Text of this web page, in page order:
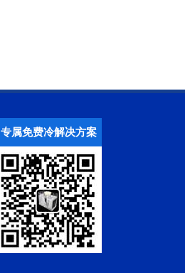
专属免费冷解决方案